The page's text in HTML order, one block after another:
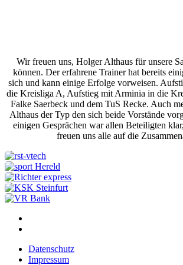
Wir freuen uns, Holger Althaus für unsere
können. Der erfahrene Trainer hat bereits
sich und kann einige Erfolge vorweisen.
die Kreisliga A, Aufstieg mit Arminia in die
Falke Saerbeck und dem TuS Recke. Auch
Althaus der Typ den sich beide Vorstände
einigen Gesprächen war allen Beteiligten
freuen uns alle auf die
Datenschutz
Impressum